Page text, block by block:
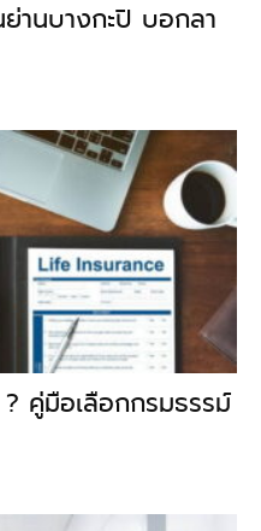
านบางกะปิ บอกลา
คู่มือเลือกกรมธรรม์